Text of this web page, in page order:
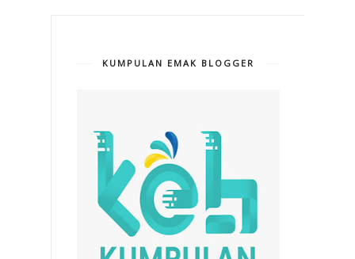
KUMPULAN EMAK BLOGGER